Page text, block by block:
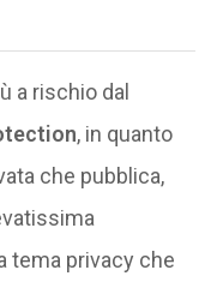
a rischio dal
, in quanto
che pubblica,
tema privacy che